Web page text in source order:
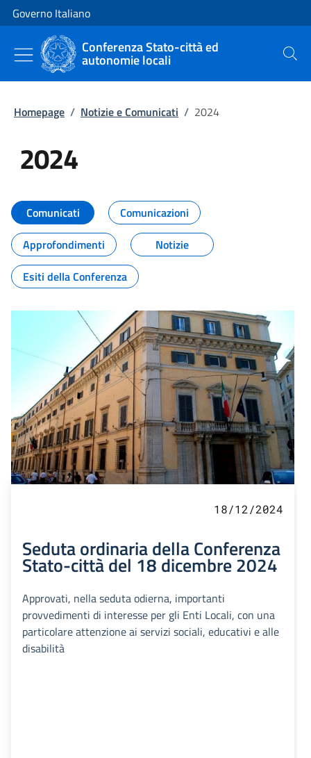
Vai al contenuto
Vai alla navigazione del sito
Governo Italiano
Conferenza Stato-città ed
autonomie locali Cerca
Homepage / Notizie e Comunicati / 2024
2024
Tutti i contenuti della pagina
Comunicati
Comunicazioni
Approfondimenti
Notizie
Esiti della Conferenza
18/12/2024
Seduta ordinaria della Conferenza
Stato-città del 18 dicembre 2024
Approvati, nella seduta odierna, importanti
provvedimenti di interesse per gli Enti Locali, con una
particolare attenzione ai servizi sociali, educativi e alle
disabilità